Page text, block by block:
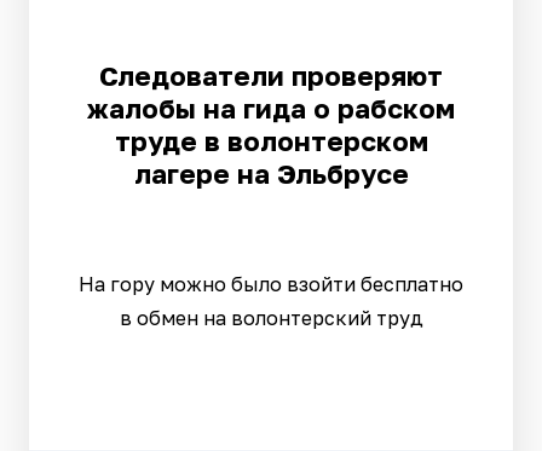
Следователи проверяют
жалобы на гида о рабском
труде в волонтерском
лагере на Эльбрусе
На гору можно было взойти бесплатно
в обмен на волонтерский труд